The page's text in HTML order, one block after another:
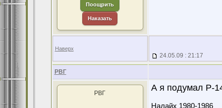
Поощрить
Наказать
Наверх
24.05.09 : 21:17
РВГ
РВГ
А я подумал Р-
Налайх 1980-1986